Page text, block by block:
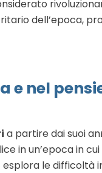
dell’epoca,
e nel
a partire dai suoi
in un’epoca in
esplora le difficoltà